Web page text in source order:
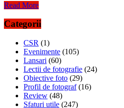
Read More
Categorii
CSR (1)
Evenimente (105)
Lansari (60)
Lectii de fotografie (24)
Obiective foto (29)
Profil de fotograf(16)
Review (48)
Sfaturi utile (247)